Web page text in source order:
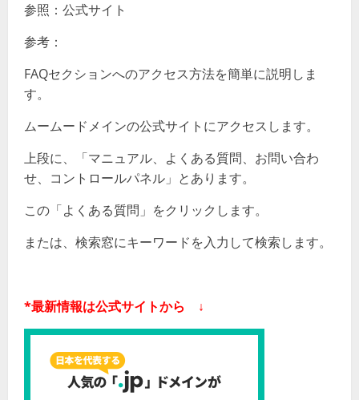
参照：公式サイト
参考：
FAQセクションへのアクセス方法を簡単に説明しま
す。
ムームードメインの公式サイトにアクセスします。
上段に、「マニュアル、よくある質問、お問い合わ
せ、コントロールパネル」とあります。
この「よくある質問」をクリックします。
または、検索窓にキーワードを入力して検索します。
*最新情報は公式サイトから ↓